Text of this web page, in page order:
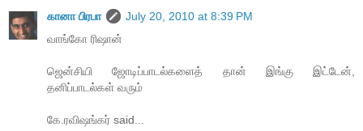
கானா பிரபா
July 20, 2010 at 8:39 PM
வாங்கோ ரிஷான்
ஜென்சியி ஜோடிப்பாடல்களைத் தான் இங்கு இட்டேன்,
தனிப்பாடல்கள் வரும்
கே.ரவிஷங்கர் said...